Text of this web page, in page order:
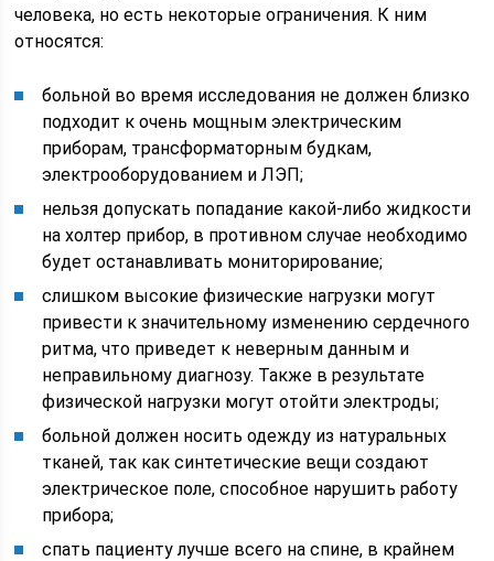
человека, но есть некоторые ограничения. К ним
относятся:
больной во время исследования не должен близко
подходит к очень мощным электрическим
приборам, трансформаторным будкам,
электрооборудованием и ЛЭП;
нельзя допускать попадание какой-либо жидкости
на холтер прибор, в противном случае необходимо
будет останавливать мониторирование;
слишком высокие физические нагрузки могут
привести к значительному изменению сердечного
ритма, что приведет к неверным данным и
неправильному диагнозу. Также в результате
физической нагрузки могут отойти электроды;
больной должен носить одежду из натуральных
тканей, так как синтетические вещи создают
электрическое поле, способное нарушить работу
прибора;
спать пациенту лучше всего на спине, в крайнем